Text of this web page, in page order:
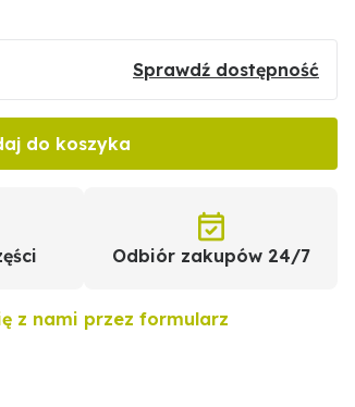
Sprawdź dostępność
do koszyka
Odbiór zakupów 24/7
z nami przez formularz